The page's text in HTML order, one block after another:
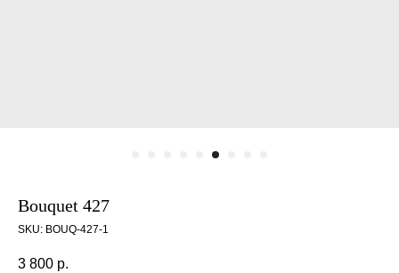
Bouquet 427
SKU: BOUQ-427-1
3 800 р.